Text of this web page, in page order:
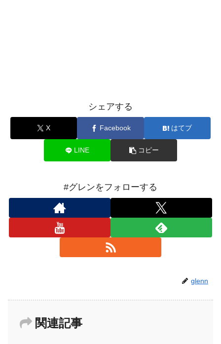
シェアする
X Facebook はてブ
LINE コピー
#グレンをフォローする
glenn
関連記事